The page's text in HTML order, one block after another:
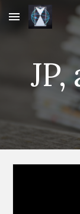
Skip to main
JP,